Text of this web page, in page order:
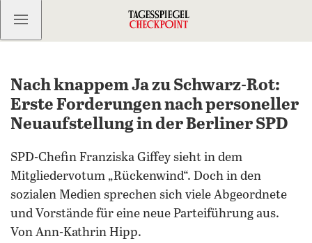
Kostenlos anmelden
Nach knappem Ja zu Schwarz-Rot:
Erste Forderungen nach personeller
Neuaufstellung in der Berliner SPD
SPD-Chefin Franziska Giffey sieht in dem
Mitgliedervotum „Rückenwind“. Doch in den
sozialen Medien sprechen sich viele Abgeordnete
und Vorstände für eine neue Parteiführung aus.
Von Ann-Kathrin Hipp.